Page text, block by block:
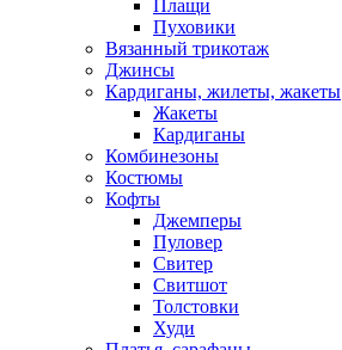
Плащи
Пуховики
Вязанный трикотаж
Джинсы
Кардиганы, жилеты, жакеты
Жакеты
Кардиганы
Комбинезоны
Костюмы
Кофты
Джемперы
Пуловер
Свитер
Свитшот
Толстовки
Худи